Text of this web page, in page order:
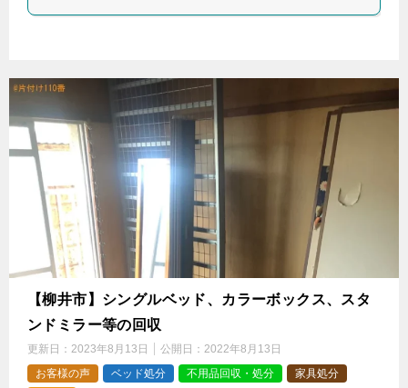
【柳井市】シングルベッド、カラーボックス、スタ
ンドミラー等の回収
更新日： 2023年8月13日 公開日： 2022年8月13日
お客様の声
ベッド処分 不用品回収・処分
家具処分